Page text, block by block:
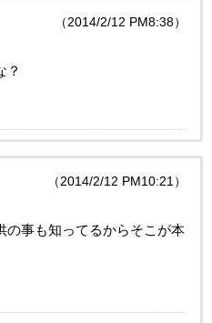
（2014/2/12 PM8:38）
？
（2014/2/12 PM10:21）
の事も知ってるからそこが本